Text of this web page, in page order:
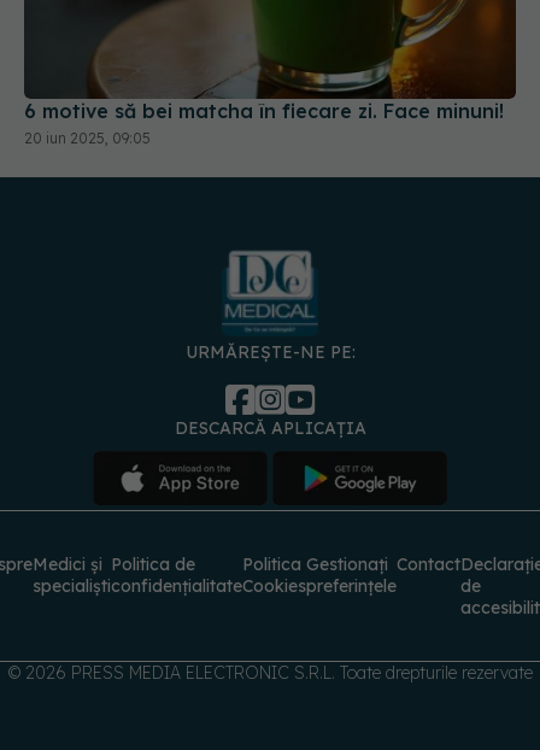
6 motive să bei matcha în fiecare zi. Face minuni!
20 iun 2025, 09:05
URMĂREȘTE-NE PE:
DESCARCĂ APLICAȚIA
Medici și
specialiști
Politica de
confidențialitate
Politica
Cookies
Gestionați
preferințele
Contact
de
© 2026 PRESS MEDIA ELECTRONIC S.R.L. Toate drepturile rezervate